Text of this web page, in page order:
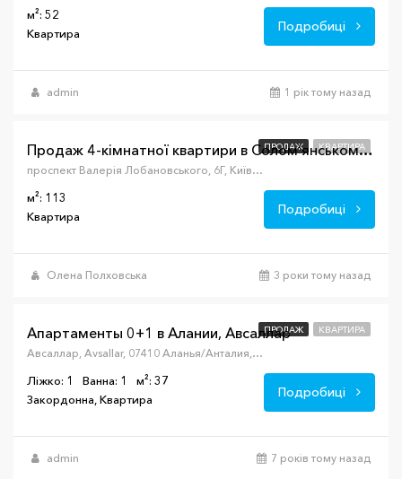
м²: 52
Квартира
Подробиці
admin 1 рік тому назад
ПРОДАЖ КВАРТИРА
$149,000
Продаж 4-кімнатної квартири в Солом’янському р-ні
проспект Валерія Лобановського, 6Г, Київ, Украина, 02000
м²: 113
Квартира
Подробиці
Олена Полховська 3 роки тому назад
ПРОДАЖ КВАРТИРА
От
$50,000
Апартаменты 0+1 в Алании, Авсаллар
Авсаллар, Avsallar, 07410 Аланья/Анталия, Турция
Ліжко: 1 Ванна: 1
м²: 37
Закордонна, Квартира
Подробиці
admin 7 років тому назад